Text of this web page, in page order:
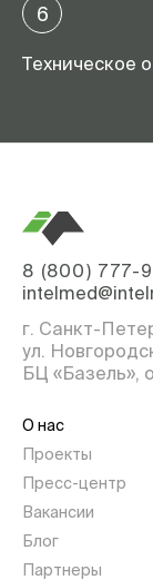
6
Техническое
8 (800) 777-
г. Санкт-
ул.
БЦ «Базель»,
О нас
Проекты
Пресс-центр
Вакансии
Блог
Партнеры